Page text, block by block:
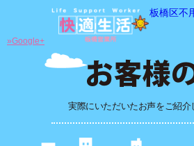
板橋区不
実際にいただいたお声をご紹介
»Google+